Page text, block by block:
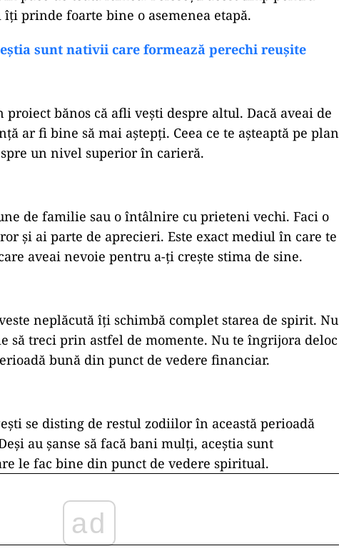
prinde foarte bine o asemenea etapă.
sunt nativii care formează perechi reușite
bănos că afli vești despre altul. Dacă aveai de
ar fi bine să mai aștepți. Ceea ce te așteaptă pe plan
un nivel superior în carieră.
de familie sau o întâlnire cu prieteni vechi. Faci o
și ai parte de aprecieri. Este exact mediul în care te
aveai nevoie pentru a-ți crește stima de sine.
neplăcută îți schimbă complet starea de spirit. Nu
să treci prin astfel de momente. Nu te îngrijora deloc
bună din punct de vedere financiar.
se disting de restul zodiilor în această perioadă
au șanse să facă bani mulți, aceștia sunt
le fac bine din punct de vedere spiritual.
ad